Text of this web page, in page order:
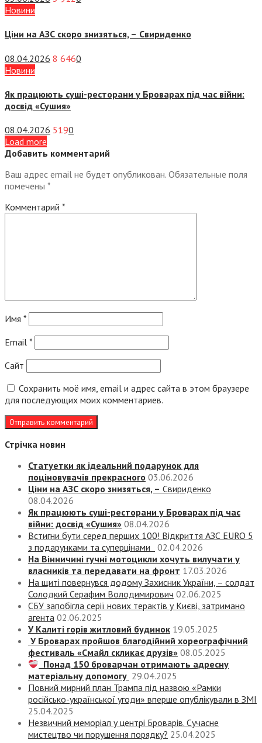
Новини
Ціни на АЗС скоро знизяться, – Свириденко
08.04.2026 8 6460
Новини
Як працюють суші-ресторани у Броварах під час війни:
досвід «Сушия»
08.04.2026 5190
Load more
Добавить комментарий
Ваш адрес email не будет опубликован. Обязательные поля
помечены *
Комментарий *
Имя *
Email *
Сайт
Сохранить моё имя, email и адрес сайта в этом браузере
для последующих моих комментариев.
Стрічка новин
Статуетки як ідеальний подарунок для
поціновувачів прекрасного 03.06.2026
Ціни на АЗС скоро знизяться, – Свириденко
08.04.2026
Як працюють суші-ресторани у Броварах під час
війни: досвід «Сушия» 08.04.2026
Встигни бути серед перших 100! Відкриття АЗС EURO 5
з подарунками та суперцінами
02.04.2026
На Вінничині гучні мотоцикли хочуть вилучати у
власників та передавати на фронт 17.03.2026
На щиті повернувся додому Захисник України, – солдат
Солодкий Серафим Володимирович 02.06.2025
СБУ запобігла серії нових терактів у Києві, затримано
агента 02.06.2025
У Калиті горів житловий будинок 19.05.2025
У Броварах пройшов благодійний хореографічний
фестиваль «Смайл скликає друзів» 08.05.2025
Понад 150 броварчан отримають адресну
матеріальну допомогу 29.04.2025
Повний мирний план Трампа під назвою «‎Рамки
російсько-української угоди» вперше опублікували в ЗМІ
25.04.2025
Незвичний меморіал у центрі Броварів. Сучасне
мистецтво чи порушення порядку? 25.04.2025